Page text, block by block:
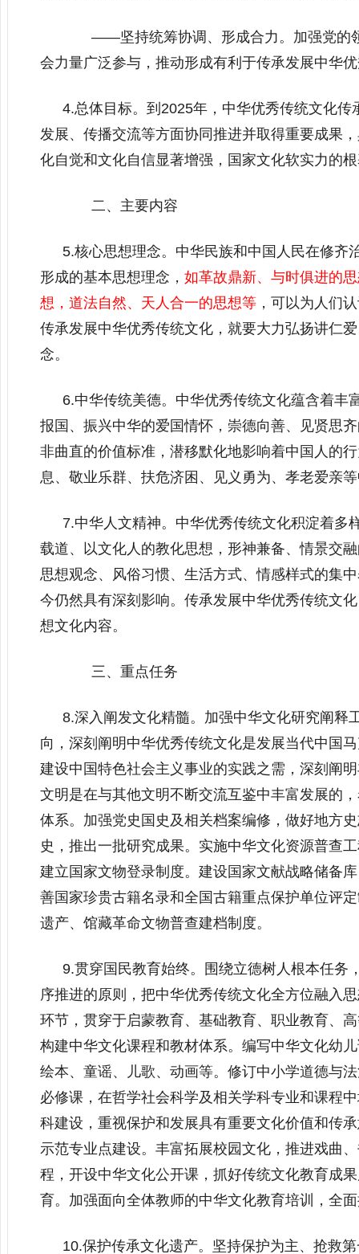
——坚持统筹协调、形成合力。加强党的领
会力量广泛参与，推动形成有利于传承发展中华
4.总体目标。到2025年，中华优秀传统文化
发展、传播交流等方面协同推进并取得重要成果
化自觉和文化自信显著增强，国家文化软实力的
二、主要内容
5.核心思想理念。中华民族和中国人民在修齐
形成的基本思想理念， 如革故鼎新、与时俱进的
想，道法自然、天人合一的思想等 ，可以为人们
传承发展中华优秀传统文化，就要大力弘扬讲仁
念。
6.中华传统美德。中华优秀传统文化蕴含着丰
报国、振兴中华的爱国情怀，崇德向善、见贤思
非曲直的价值标准，潜移默化地影响着中国人的
息、敬业乐群、扶危济困、见义勇为、孝老爱亲
7.中华人文精神。中华优秀传统文化积淀着多
载道、以文化人的教化思想，形神兼备、情景交
思想观念、风俗习惯、生活方式、情感样式的集
今仍然具有深刻影响。传承发展中华优秀传统文
想文化内容。
三、重点任务
8.深入阐发文化精髓。加强中华文化研究阐释
向，深刻阐明中华优秀传统文化是发展当代中国
建设中国特色社会主义事业的实践之需，深刻阐
文明是在与其他文明不断交流互鉴中丰富发展的
体系。加强党史国史及相关档案编修，做好地方
史，推出一批研究成果。实施中华文化资源普查
建立国家文物登录制度。建设国家文献战略储备
善国家珍贵古籍名录和全国古籍重点保护单位评
遗产、馆藏革命文物普查建档制度。
9.贯穿国民教育始终。围绕立德树人根本任务
序推进的原则，把中华优秀传统文化全方位融入
环节，贯穿于启蒙教育、基础教育、职业教育、
构建中华文化课程和教材体系。编写中华文化幼
绘本、童谣、儿歌、动画等。修订中小学道德与
必修课，在哲学社会科学及相关学科专业和课程
科建设，重视保护和发展具有重要文化价值和传
示范专业点建设。丰富拓展校园文化，推进戏曲
程，开设中华文化公开课，抓好传统文化教育成
育。加强面向全体教师的中华文化教育培训，全
10.保护传承文化遗产。坚持保护为主、抢救